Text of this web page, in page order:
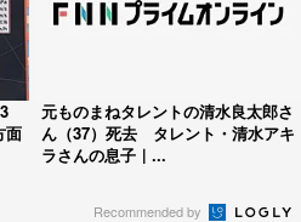
面
元ものまねタレントの清水良太郎さ
ん（37）死去 タレント・清水アキ
ラさんの息子｜...
Recommended by